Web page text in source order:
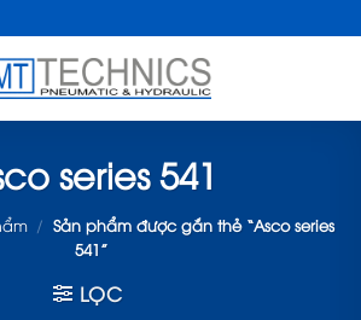
series 541
/ Sản phẩm được gắn thẻ “Asco series
541”
LỌC